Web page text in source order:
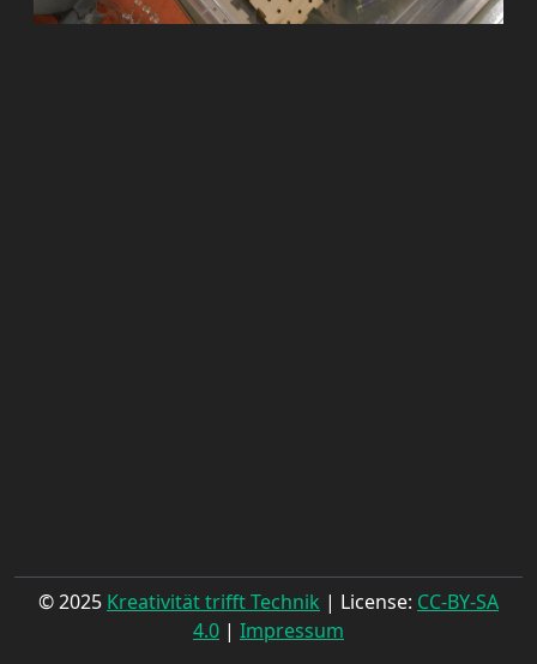
© 2025 Kreativität trifft Technik | License: CC-BY-SA
4.0 | Impressum